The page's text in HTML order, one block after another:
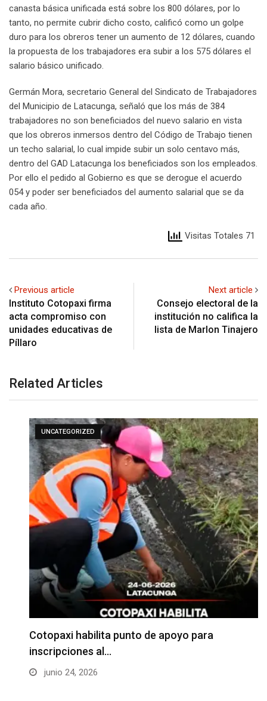
canasta básica unificada está sobre los 800 dólares, por lo
tanto, no permite cubrir dicho costo, calificó como un golpe
duro para los obreros tener un aumento de 12 dólares, cuando
la propuesta de los trabajadores era subir a los 575 dólares el
salario básico unificado.
Germán Mora, secretario General del Sindicato de Trabajadores
del Municipio de Latacunga, señaló que los más de 384
trabajadores no son beneficiados del nuevo salario en vista
que los obreros inmersos dentro del Código de Trabajo tienen
un techo salarial, lo cual impide subir un solo centavo más,
dentro del GAD Latacunga los beneficiados son los empleados.
Por ello el pedido al Gobierno es que se derogue el acuerdo
054 y poder ser beneficiados del aumento salarial que se da
cada año.
Visitas Totales 71
Previous article
Instituto Cotopaxi firma
acta compromiso con
unidades educativas de
Píllaro
Next article
Consejo electoral de la
institución no califica la
lista de Marlon Tinajero
Related Articles
UNCATEGORIZED
Cotopaxi habilita punto de apoyo para
inscripciones al…
junio 24, 2026